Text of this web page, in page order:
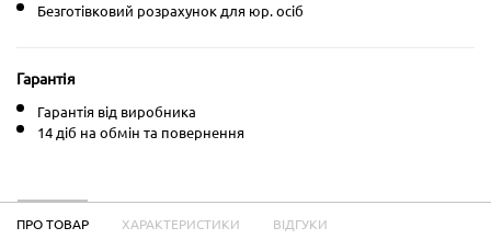
Безготівковий розрахунок для юр. осіб
Гарантія
Гарантія від виробника
14 діб на обмін та повернення
ПРО ТОВАР ХАРАКТЕРИСТИКИ ВІДГУКИ